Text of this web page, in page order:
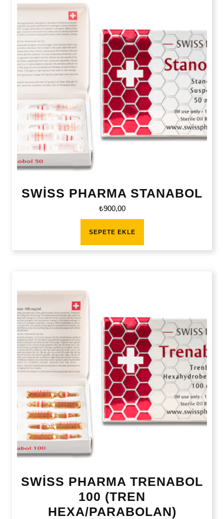
SWİSS PHARMA STANABOL
₺900,00
SEPETE EKLE
SWİSS PHARMA TRENABOL
100 (TREN
HEXA/PARABOLAN)